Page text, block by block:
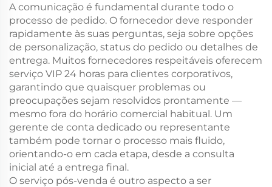
A comunicação é fundamental durante todo o
processo de pedido. O fornecedor deve responder
rapidamente às suas perguntas, seja sobre opções
de personalização, status do pedido ou detalhes de
entrega. Muitos fornecedores respeitáveis oferecem
serviço VIP 24 horas para clientes corporativos,
garantindo que quaisquer problemas ou
preocupações sejam resolvidos prontamente —
mesmo fora do horário comercial habitual. Um
gerente de conta dedicado ou representante
também pode tornar o processo mais fluido,
orientando-o em cada etapa, desde a consulta
inicial até a entrega final.
O serviço pós-venda é outro aspecto a ser